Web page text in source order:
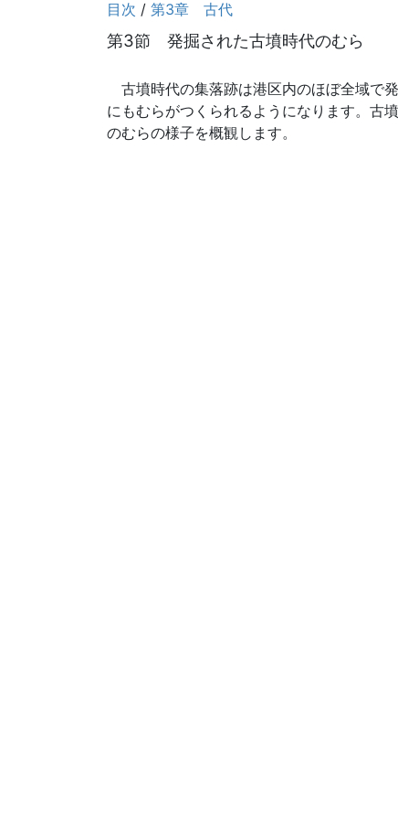
目次 / 第3章 古代
第3節 発掘された古墳時代のむら
古墳時代の集落跡は港区内のほぼ全域で
にもむらがつくられるようになります。古
のむらの様子を概観します。